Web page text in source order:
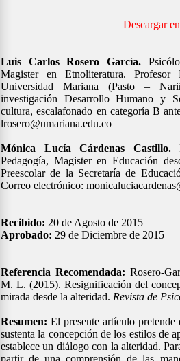
Descargar
Luis Carlos Rosero García.
Magister en Etnoliteratura.
Universidad Mariana (Pasto –
investigación Desarrollo Humano y
cultura, escalafonado en categoría B
lrosero@umariana.edu.co
Mónica Lucía Cárdenas Castillo.
Pedagogía, Magister en Educación
Preescolar de la Secretaría de
Correo electrónico:
Recibido: 20 de Agosto de 2015
Aprobado: 29 de Diciembre de 2015
Referencia Recomendada: Rosero-
M. L. (2015). Resignificación del
mirada desde la alteridad. Revista de
Resumen: El presente artículo
sustenta la concepción de los estilos de
establece un diálogo con la alteridad.
partir de una comprensión de las